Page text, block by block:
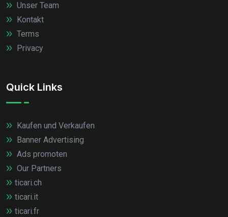
Unser Team
Kontakt
Terms
Privacy
Quick Links
Kaufen und Verkaufen
Banner Advertising
Ads promoten
Our Partners
ticari.ch
ticari.it
ticari.fr